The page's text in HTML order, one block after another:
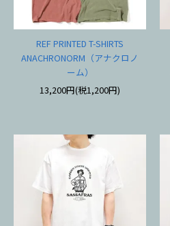
REF PRINTED T-SHIRTS
ANACHRONORM（アナクロノ
ーム）
13,200円(税1,200円)